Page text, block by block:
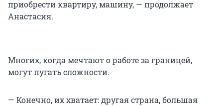
приобрести квартиру, машину, — продолжает
Анастасия.
Многих, когда мечтают о работе за границей,
могут пугать сложности.
— Конечно, их хватает: другая страна, большая